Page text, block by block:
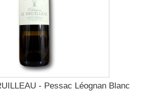
- Pessac Léognan Blanc